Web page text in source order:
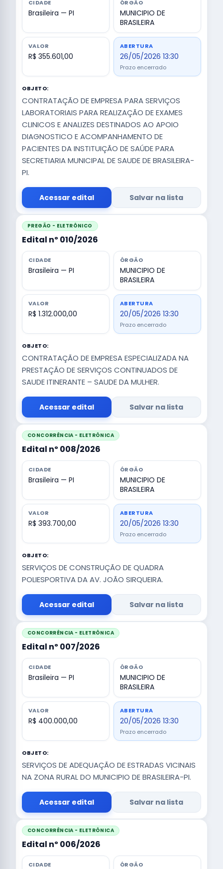
CIDADE
Brasileira — PI
ÓRGÃO
MUNICIPIO DE
BRASILEIRA
VALOR
R$ 355.601,00
ABERTURA
26/05/2026 13:30
Prazo encerrado
OBJETO:
CONTRATAÇÃO DE EMPRESA PARA SERVIÇOS
LABORATORIAIS PARA REALIZAÇÃO DE EXAMES
CLINICOS E ANALIZES DESTINADOS AO APOIO
DIAGNOSTICO E ACOMPANHAMENTO DE
PACIENTES DA INSTITUIÇÃO DE SAÚDE PARA
SECRETIARIA MUNICIPAL DE SAUDE DE BRASILEIRA-
PI.
Acessar edital Salvar na lista
PREGÃO - ELETRÔNICO
Edital nº 010/2026
CIDADE
Brasileira — PI
ÓRGÃO
MUNICIPIO DE
BRASILEIRA
VALOR
R$ 1.312.000,00
ABERTURA
20/05/2026 13:30
Prazo encerrado
OBJETO:
CONTRATAÇÃO DE EMPRESA ESPECIALIZADA NA
PRESTAÇÃO DE SERVIÇOS CONTINUADOS DE
SAUDE ITINERANTE – SAUDE DA MULHER.
Acessar edital Salvar na lista
CONCORRÊNCIA - ELETRÔNICA
Edital nº 008/2026
CIDADE
Brasileira — PI
ÓRGÃO
MUNICIPIO DE
BRASILEIRA
VALOR
R$ 393.700,00
ABERTURA
20/05/2026 13:30
Prazo encerrado
OBJETO:
SERVIÇOS DE CONSTRUÇÃO DE QUADRA
POLIESPORTIVA DA AV. JOÃO SIRQUEIRA.
Acessar edital Salvar na lista
CONCORRÊNCIA - ELETRÔNICA
Edital nº 007/2026
CIDADE
Brasileira — PI
ÓRGÃO
MUNICIPIO DE
BRASILEIRA
VALOR
R$ 400.000,00
ABERTURA
20/05/2026 13:30
Prazo encerrado
OBJETO:
SERVIÇOS DE ADEQUAÇÃO DE ESTRADAS VICINAIS
NA ZONA RURAL DO MUNICIPIO DE BRASILEIRA-PI.
Acessar edital Salvar na lista
CONCORRÊNCIA - ELETRÔNICA
Edital nº 006/2026
CIDADE ÓRGÃO